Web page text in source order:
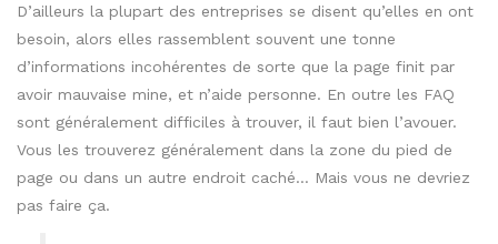
D’ailleurs la plupart des entreprises se disent qu’elles en ont
besoin, alors elles rassemblent souvent une tonne
d’informations incohérentes de sorte que la page finit par
avoir mauvaise mine, et n’aide personne. En outre les FAQ
sont généralement difficiles à trouver, il faut bien l’avouer.
Vous les trouverez généralement dans la zone du pied de
page ou dans un autre endroit caché… Mais vous ne devriez
pas faire ça.